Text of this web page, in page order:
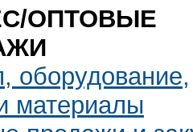
ОПТОВЫЕ
оборудование,
материалы